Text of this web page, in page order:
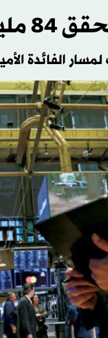
3 أشهر
الفائدة